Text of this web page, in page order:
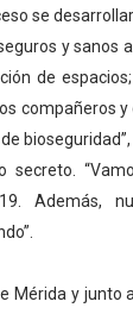
Vigía con
el sector La
de
de la
se
y sanos
de
compañeros
Además,
Mérida y